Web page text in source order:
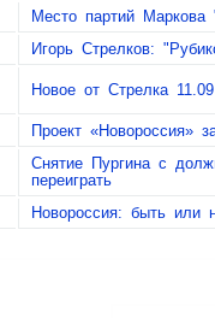
Место партий
Игорь Стрелков:
Новое от Стрелка
Проект «Новороссия»
Снятие Пургина с
переиграть
Новороссия: быть или